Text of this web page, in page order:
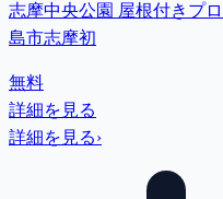
志摩中央公園 屋根付きプ
島市志摩初
無料
詳細を見る
詳細を見る›